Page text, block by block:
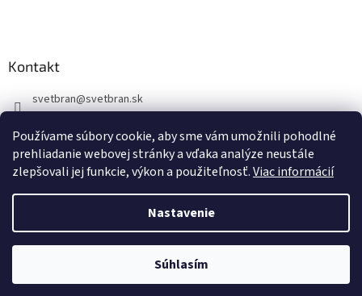
Používame súbory cookie, aby sme vám umožnili pohodlné
prehliadanie webovej stránky a vďaka analýze neustále
zlepšovali jej funkcie, výkon a použiteľnosť.Viac informácií
Nastavenie
Súhlasím
Kontakt
svetbran@svetbran.sk
https://www.facebook.com/profile.php?id=100088877723722
Vytvoril Shoptet
svetbran.sk. Všetky práva vyhradené.